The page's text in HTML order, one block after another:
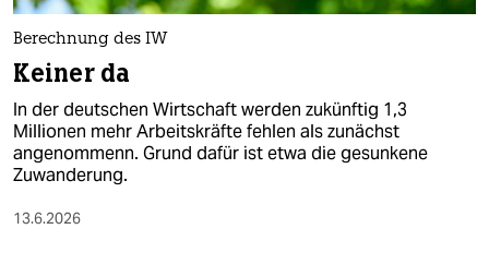
Berechnung des IW
Keiner da
In der deutschen Wirtschaft werden zukünftig 1,3
Millionen mehr Arbeitskräfte fehlen als zunächst
angenommenn. Grund dafür ist etwa die gesunkene
Zuwanderung.
13.6.2026